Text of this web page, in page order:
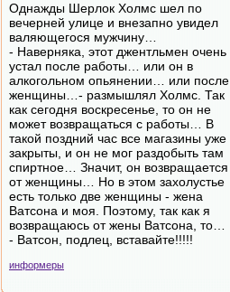
Однажды Шерлок Холмс шел по
вечерней улице и внезапно увидел
валяющегося мужчину…
- Наверняка, этот джентльмен очень
устал после работы… или он в
алкогольном опьянении… или после
женщины…- размышлял Холмс. Так
как сегодня воскресенье, то он не
может возвращаться с работы… В
такой поздний час все магазины уже
закрыты, и он не мог раздобыть там
спиртное… Значит, он возвращается
от женщины… Но в этом захолустье
есть только две женщины - жена
Ватсона и моя. Поэтому, так как я
возвращаюсь от жены Ватсона, то…
- Ватсон, подлец, вставайте!!!!!
информеры